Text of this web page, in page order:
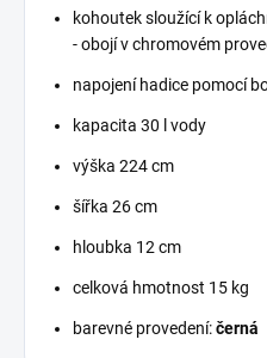
kohoutek sloužící k
- obojí v chromovém
napojení hadice pomocí
kapacita 30 l vody
výška 224 cm
šířka 26 cm
hloubka 12 cm
celková hmotnost 15 kg
barevné provedení:černá